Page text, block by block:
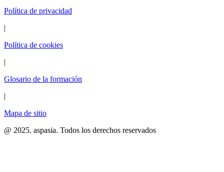
Política de privacidad
|
Política de cookies
|
Glosario de la formación
|
Mapa de sitio
@ 2025. aspasia. Todos los derechos reservados